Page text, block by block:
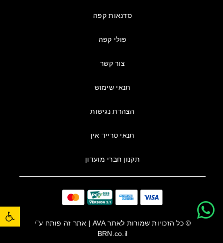
פתח סרגל נגישות
סדנאות קפה
פולי קפה
צור קשר
תנאי שימוש
הצהרת נגישות
תנאי טרייד אין
תקנון חברי מועדון
© כל הזכויות שמורות לאתרAVA| אתר זה פותח ע”י
BRN.co.il